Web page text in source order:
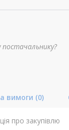
вимоги (0)
про закупівлю